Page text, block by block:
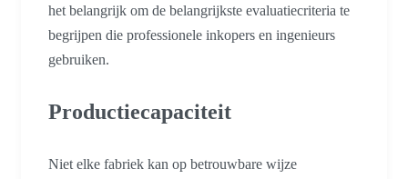
het belangrijk om de belangrijkste evaluatiecriteria te
begrijpen die professionele inkopers en ingenieurs
gebruiken.
Productiecapaciteit
Niet elke fabriek kan op betrouwbare wijze